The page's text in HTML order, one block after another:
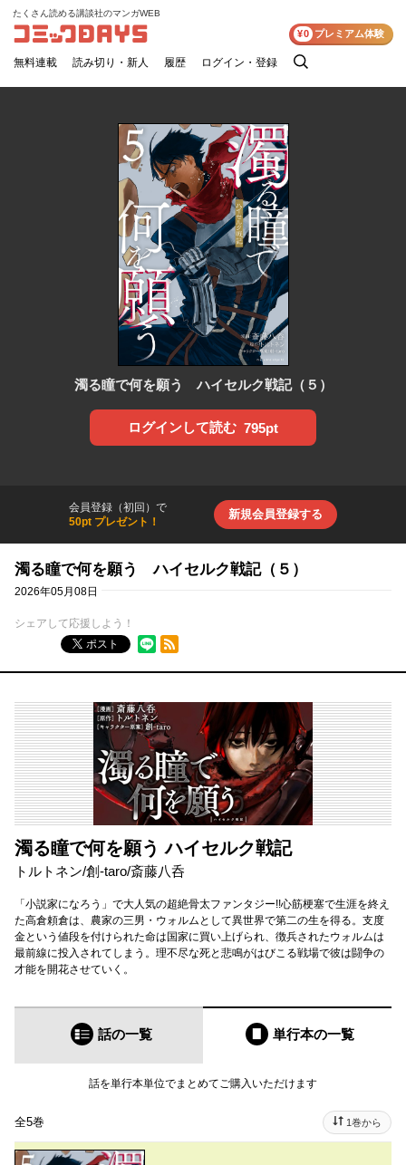
コミックDAYS
たくさん読める講談社のマンガWEB
無料連載 読み切り・新人 履歴 ログイン・登録
検
¥0 プレミアム体験
濁る瞳で何を願う ハイセルク戦記（５）
ログインして読む 795pt
会員登録（初回）で
50pt プレゼント！
新規会員登録する
濁る瞳で何を願う ハイセルク戦記（５）
2026年05月08日
シェアして応援しよう！
ポスト
RSSフィード
濁る瞳で何を願う ハイセルク戦記
トルトネン/創-taro/斎藤八呑
「小説家になろう」で大人気の超絶骨太ファンタジー!!心筋梗塞で生涯を終え
た高倉頼倉は、農家の三男・ウォルムとして異世界で第二の生を得る。支度
金という値段を付けられた命は国家に買い上げられ、徴兵されたウォルムは
最前線に投入されてしまう。理不尽な死と悲鳴がはびこる戦場で彼は闘争の
才能を開花させていく。
話の一覧 単行本の一覧
話を単行本単位でまとめてご購入いただけます
全5巻 1巻から